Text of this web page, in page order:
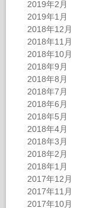
2019年2月
2019年1月
2018年12月
2018年11月
2018年10月
2018年9月
2018年8月
2018年7月
2018年6月
2018年5月
2018年4月
2018年3月
2018年2月
2018年1月
2017年12月
2017年11月
2017年10月